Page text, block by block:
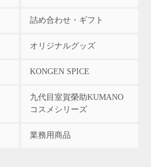
詰め合わせ・ギフト
オリジナルグッズ
KONGEN SPICE
九代目室賀榮助KUMANO
コスメシリーズ
業務用商品